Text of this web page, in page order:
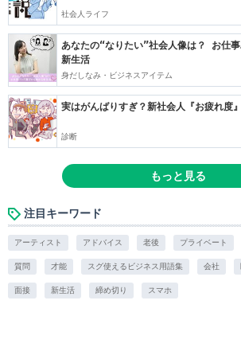
社会人ライフ
あなたの“なりたい”社会人像は？ お仕
新生活
身だしなみ・ビジネスアイテム
実はがんばりすぎ？新社会人『お疲れ度
診断
もっと見る
注目キーワード
アーティスト アドバイス 老後 プライベート
質問 才能 スグ使えるビジネス用語集 会社
面接 新生活 締め切り スマホ